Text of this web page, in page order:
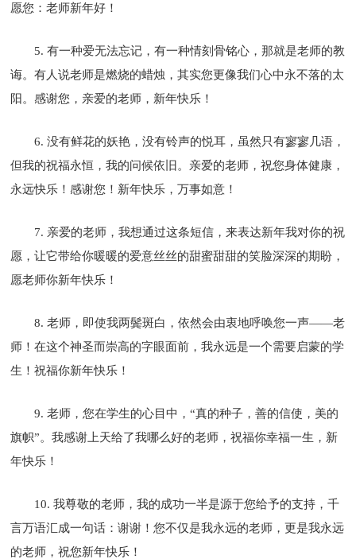
愿您：老师新年好！
5. 有一种爱无法忘记，有一种情刻骨铭心，那就是老师的教
诲。有人说老师是燃烧的蜡烛，其实您更像我们心中永不落的太
阳。感谢您，亲爱的老师，新年快乐！
6. 没有鲜花的妖艳，没有铃声的悦耳，虽然只有寥寥几语，
但我的祝福永恒，我的问候依旧。亲爱的老师，祝您身体健康，
永远快乐！感谢您！新年快乐，万事如意！
7. 亲爱的老师，我想通过这条短信，来表达新年我对你的祝
愿，让它带给你暖暖的爱意丝丝的甜蜜甜甜的笑脸深深的期盼，
愿老师你新年快乐！
8. 老师，即使我两鬓斑白，依然会由衷地呼唤您一声――老
师！在这个神圣而崇高的字眼面前，我永远是一个需要启蒙的学
生！祝福你新年快乐！
9. 老师，您在学生的心目中，“真的种子，善的信使，美的
旗帜”。我感谢上天给了我哪么好的老师，祝福你幸福一生，新
年快乐！
10. 我尊敬的老师，我的成功一半是源于您给予的支持，千
言万语汇成一句话：谢谢！您不仅是我永远的老师，更是我永远
的老师，祝您新年快乐！